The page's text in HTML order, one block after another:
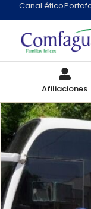
Canal ético
Afiliaciones